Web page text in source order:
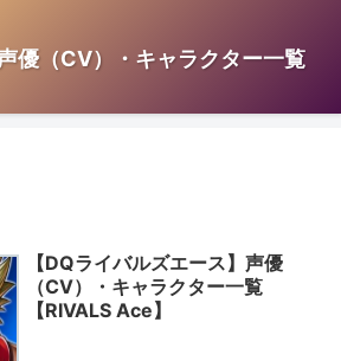
優（CV）・キャラクター一覧
【DQライバルズエース】声優
（CV）・キャラクター一覧
【RIVALS Ace】